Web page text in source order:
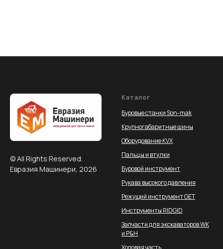
© All Rights Reserved.
Евразия Машинери, 2026
Каталог
Буровые станки Son-mak
Крупногабаритные шины
Оборудование KVX
Пальцы и втулки
Буровой инструмент
Рукава высокого давления
Режущий инструмент GET
Инструменты RIDGID
Запчасти для экскаваторов WK
и P&H